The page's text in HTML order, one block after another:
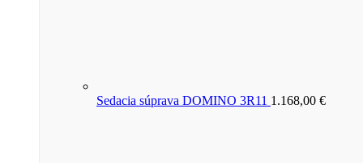
Sedacia súprava DOMINO 3R11 1.168,00 €